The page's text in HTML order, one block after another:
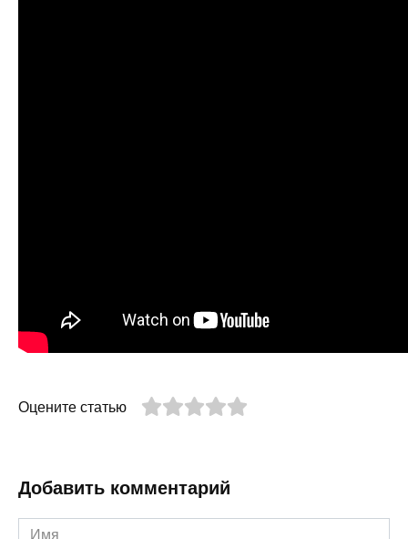
Оцените статью
Добавить комментарий
Имя